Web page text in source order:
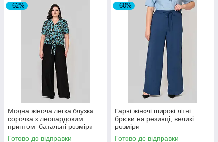
–62%
Модна жіноча легка блузка
сорочка з леопардовим
принтом, батальні розміри
Готово до відправки
–60%
Гарні жіночі широкі літні
брюки на резинці, великі
розміри
Готово до відправки